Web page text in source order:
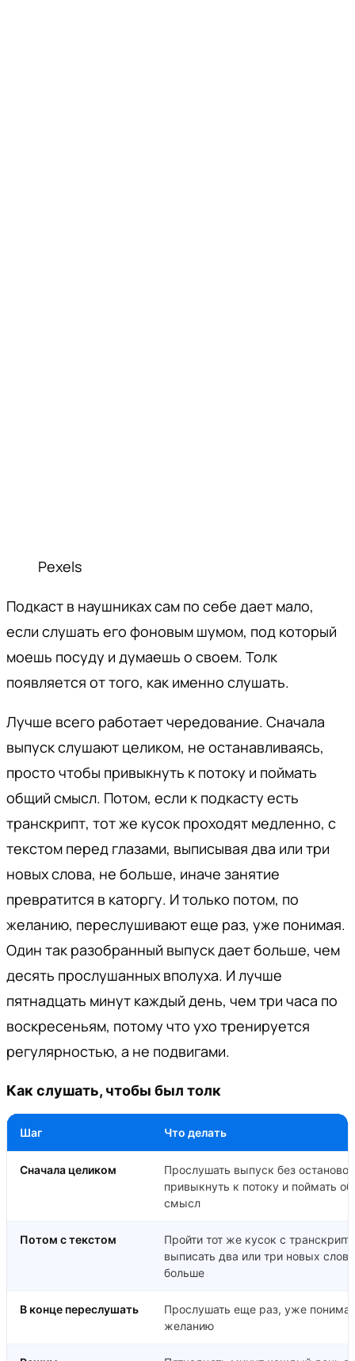
Pexels
Подкаст в наушниках сам по себе дает мало,
если слушать его фоновым шумом, под который
моешь посуду и думаешь о своем. Толк
появляется от того, как именно слушать.
Лучше всего работает чередование. Сначала
выпуск слушают целиком, не останавливаясь,
просто чтобы привыкнуть к потоку и поймать
общий смысл. Потом, если к подкасту есть
транскрипт, тот же кусок проходят медленно, с
текстом перед глазами, выписывая два или три
новых слова, не больше, иначе занятие
превратится в каторгу. И только потом, по
желанию, переслушивают еще раз, уже понимая.
Один так разобранный выпуск дает больше, чем
десять прослушанных вполуха. И лучше
пятнадцать минут каждый день, чем три часа по
воскресеньям, потому что ухо тренируется
регулярностью, а не подвигами.
Как слушать, чтобы был толк
Шаг Что делать
Сначала целиком
Прослушать выпуск без
привыкнуть к потоку и поймать
смысл
Потом с текстом
Пройти тот же кусок с
выписать два или три новых
больше
В конце переслушать
Прослушать еще раз, уже
желанию